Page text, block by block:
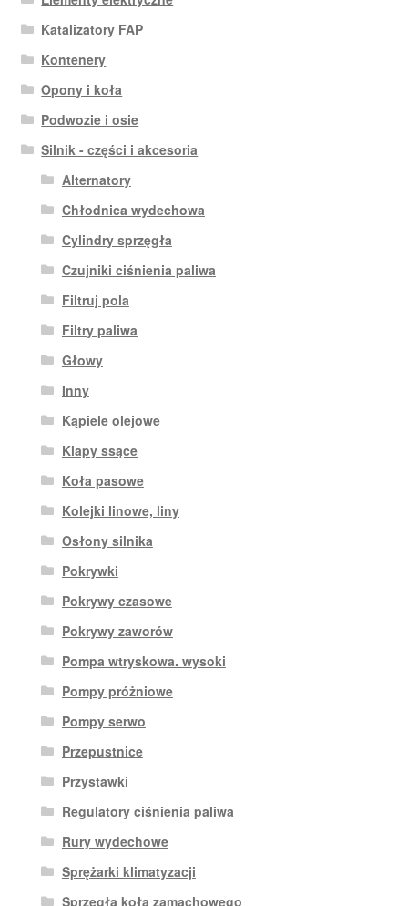
Katalizatory FAP
Kontenery
Opony i koła
Podwozie i osie
Silnik - części i akcesoria
Alternatory
Chłodnica wydechowa
Cylindry sprzęgła
Czujniki ciśnienia paliwa
Filtruj pola
Filtry paliwa
Głowy
Inny
Kąpiele olejowe
Klapy ssące
Koła pasowe
Kolejki linowe, liny
Osłony silnika
Pokrywki
Pokrywy czasowe
Pokrywy zaworów
Pompa wtryskowa. wysoki
Pompy próżniowe
Pompy serwo
Przepustnice
Przystawki
Regulatory ciśnienia paliwa
Rury wydechowe
Sprężarki klimatyzacji
Sprzęgła koła zamachowego